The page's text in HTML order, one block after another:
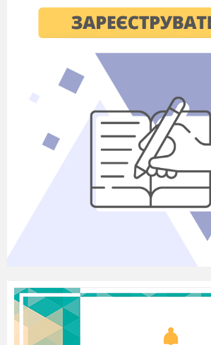
-А зараз візьміть квіточки
до мене.
-Мене звати Ольга
рада, що маю таких гарних
успіхів і наснаги вам у
(прикріпила на ватман
- Тепер ви будете називати
коротенько про себе
квіточку свою поставимо біля
щоб у нас утворився віночок.
-Скажіть, чи однакові у
-Тепер
,посміхнемося один одному і
потиснемо руки. Ось так у